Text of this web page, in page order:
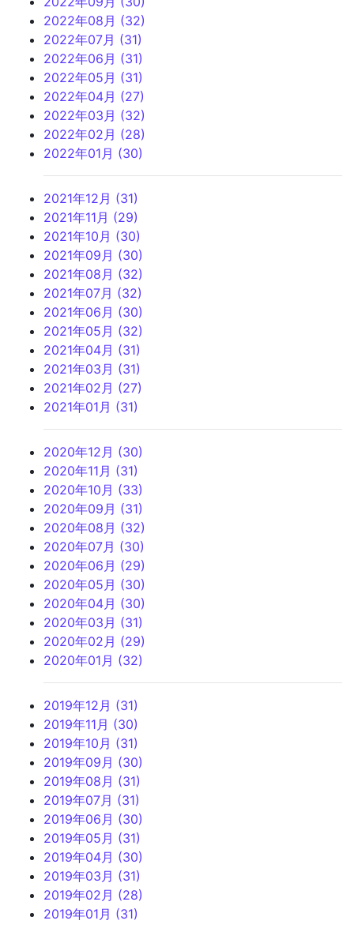
2022年08月 (32)
2022年07月 (31)
2022年06月 (31)
2022年05月 (31)
2022年04月 (27)
2022年03月 (32)
2022年02月 (28)
2022年01月 (30)
2021年12月 (31)
2021年11月 (29)
2021年10月 (30)
2021年09月 (30)
2021年08月 (32)
2021年07月 (32)
2021年06月 (30)
2021年05月 (32)
2021年04月 (31)
2021年03月 (31)
2021年02月 (27)
2021年01月 (31)
2020年12月 (30)
2020年11月 (31)
2020年10月 (33)
2020年09月 (31)
2020年08月 (32)
2020年07月 (30)
2020年06月 (29)
2020年05月 (30)
2020年04月 (30)
2020年03月 (31)
2020年02月 (29)
2020年01月 (32)
2019年12月 (31)
2019年11月 (30)
2019年10月 (31)
2019年09月 (30)
2019年08月 (31)
2019年07月 (31)
2019年06月 (30)
2019年05月 (31)
2019年04月 (30)
2019年03月 (31)
2019年02月 (28)
2019年01月 (31)